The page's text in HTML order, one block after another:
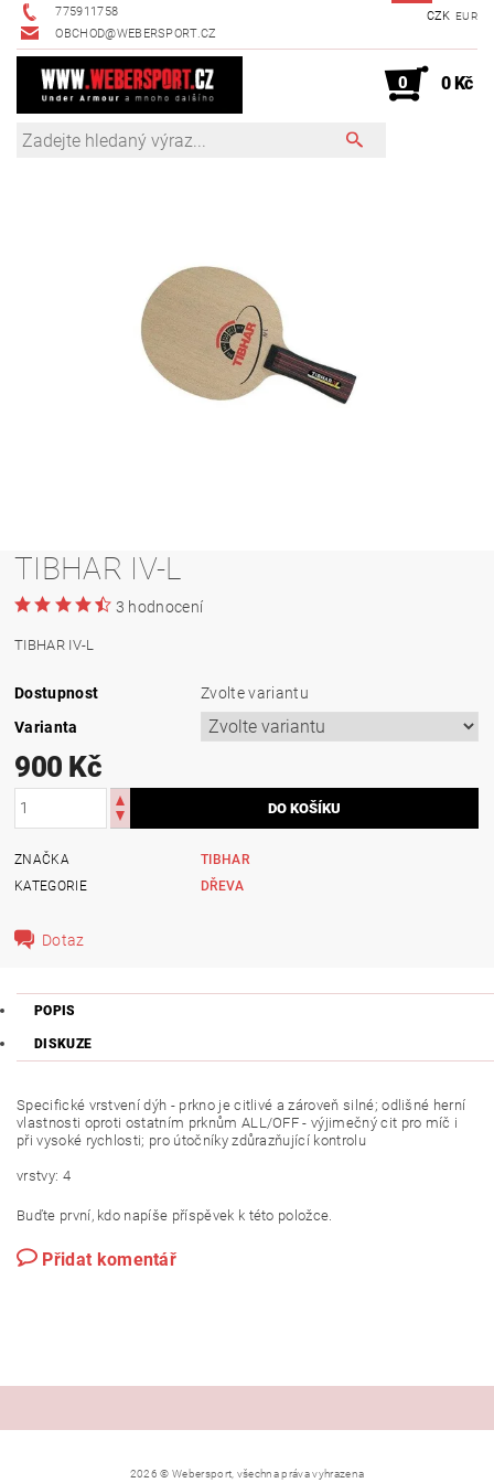
775911758
OBCHOD@WEBERSPORT.CZ
CZK EUR
0 0 Kč
TIBHAR IV-L
3 hodnocení
TIBHAR IV-L
Dostupnost
Zvolte variantu
Varianta
900 Kč
ZNAČKA
TIBHAR
KATEGORIE
DŘEVA
Dotaz
POPIS
DISKUZE
Specifické vrstvení dýh - prkno je citlivé a zároveň silné; odlišné herní
vlastnosti oproti ostatním prknům ALL/OFF - výjimečný cit pro míč i
při vysoké rychlosti; pro útočníky zdůrazňující kontrolu
vrstvy: 4
Buďte první, kdo napíše příspěvek k této položce.
Přidat komentář
2026 © Webersport, všechna práva vyhrazena